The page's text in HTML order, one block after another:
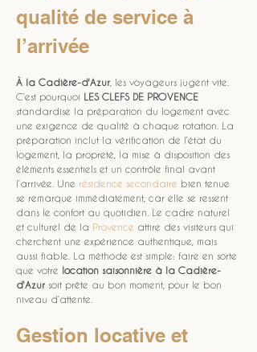
qualité de service à
l’arrivée
À la Cadière-d'Azur , les voyageurs jugent vite.
C’est pourquoi LES CLEFS DE PROVENCE
standardise la préparation du logement avec
une exigence de qualité à chaque rotation. La
préparation inclut la vérification de l’état du
logement, la propreté, la mise à disposition des
éléments essentiels et un contrôle final avant
l’arrivée. Une résidence secondaire bien tenue
se remarque immédiatement, car elle se ressent
dans le confort au quotidien. Le cadre naturel
et culturel de la Provence attire des visiteurs qui
cherchent une expérience authentique, mais
aussi fiable. La méthode est simple: faire en sorte
que votre location saisonnière à la Cadière-
d'Azur soit prête au bon moment, pour le bon
niveau d’attente.
Gestion locative et